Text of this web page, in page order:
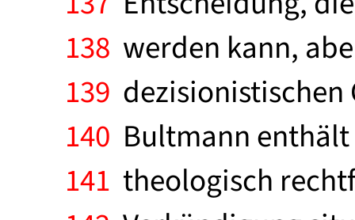
138 werden kann,
139 dezisionistischen
140 Bultmann
141 theologisch